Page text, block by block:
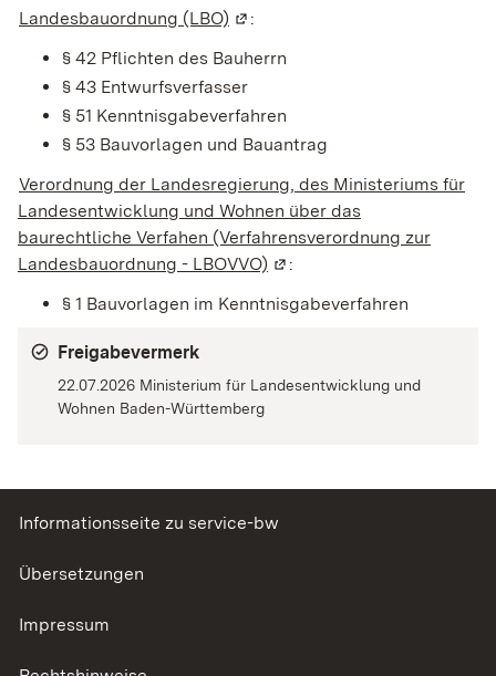
Landesbauordnung (LBO) (Wird in einem neuen Fenster
:
§ 42 Pflichten des Bauherrn
§ 43 Entwurfsverfasser
§ 51 Kenntnisgabeverfahren
§ 53 Bauvorlagen und Bauantrag
Verordnung der Landesregierung, des Ministeriums für
Landesentwicklung und Wohnen über das
baurechtliche Verfahen (Verfahrensverordnung zur
Landesbauordnung - LBOVVO) (Wird in einem neuen
:
§ 1 Bauvorlagen im Kenntnisgabeverfahren
Freigabevermerk
22.07.2026 Ministerium für Landesentwicklung und
Wohnen Baden-Württemberg
Informationsseite zu service-bw
Übersetzungen
Impressum